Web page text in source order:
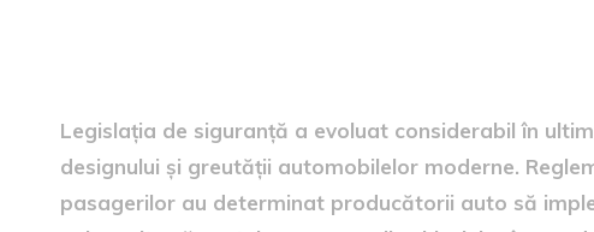
Legislația de siguranță a evoluat considerabil în
designului și greutății automobilelor moderne.
pasagerilor au determinat producătorii auto să